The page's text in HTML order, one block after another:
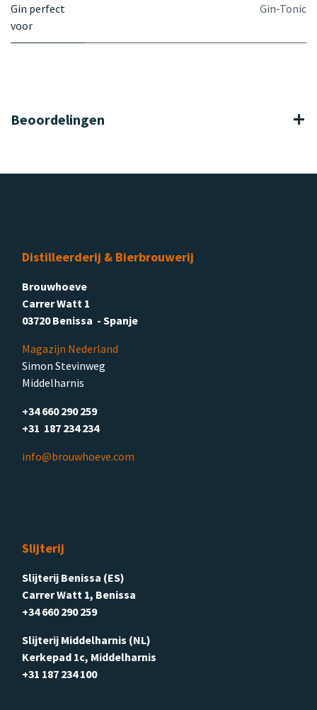
Gin perfect
voor
Gin-Tonic
Beoordelingen
Distilleerderij & Bierbrouwerij
Brouwhoeve
Carrer Watt 1
03720 Benissa - Spanje
Magazijn Nederland
Simon Stevinweg
Middelharnis
+34 660 290 259
+31 187 234 234
info@brouwhoeve.com
Slijterij
Slijterij Benissa (ES)
Carrer Watt 1, Benissa
+34 660 290 259
Slijterij Middelharnis (NL)
Kerkepad 1c, Middelharnis
+31 187 234 100